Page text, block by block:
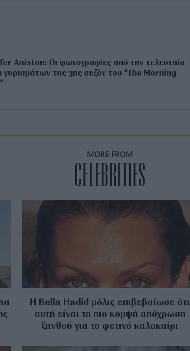
Aniston: Οι φωτογραφίες από την τελευταία
γυρισμάτων της 3ης σεζόν του “The Morning
MORE FROM
CELEBRITIES
Η Bella Hadid μόλις επιβεβαίωσε ότι
αυτή είναι το πιο κομψή απόχρωση
ξανθού για το φετινό καλοκαίρι